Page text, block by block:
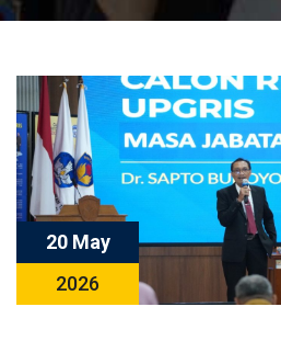
20 May
2026